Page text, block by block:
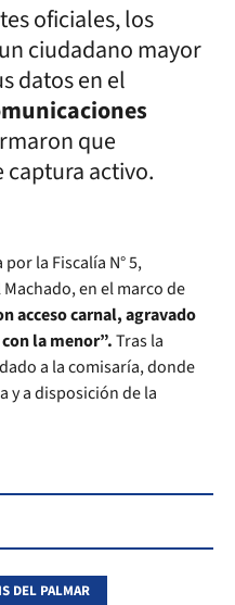
oficiales, los
ciudadano mayor
datos en el
que
captura activo.
la Fiscalía N° 5,
en el marco de
acceso carnal, agravado
la menor”.Tras la
a la comisaría, donde
y a disposición de la
DEL PALMAR